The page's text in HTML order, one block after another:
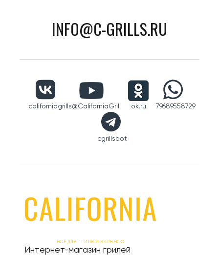
INFO@C-GRILLS.RU
californiagrills@CaliforniaGrill ok.ru 79689558729
cgrillsbot
ВСЕ ДЛЯ ГРИЛЯ И БАРБЕКЮ
Интернет-магазин грилей